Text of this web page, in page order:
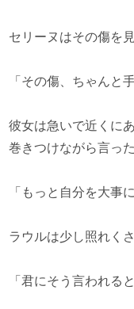
セリーヌはその傷を
「その傷、ちゃんと
彼女は急いで近くに
巻きつけながら言った
「もっと自分を大事
ラウルは少し照れく
「君にそう言われる